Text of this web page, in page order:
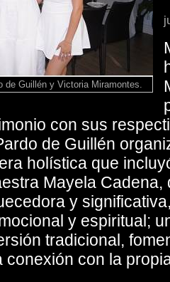
de Guillén y Victoria Miramontes.
con sus
de Guillén
holística que
Mayela
y
y espiritual;
tradicional,
conexión con la